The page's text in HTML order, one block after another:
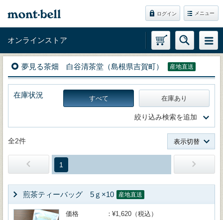
ログイン メニュー
オンラインストア
夢見る茶畑 白谷清茶堂（島根県吉賀町） 産地直送
在庫状況 すべて 在庫あり
絞り込み検索を追加
全2件 表示切替
1
煎茶ティーバッグ 5ｇ×10 産地直送
価格
¥1,620（税込）